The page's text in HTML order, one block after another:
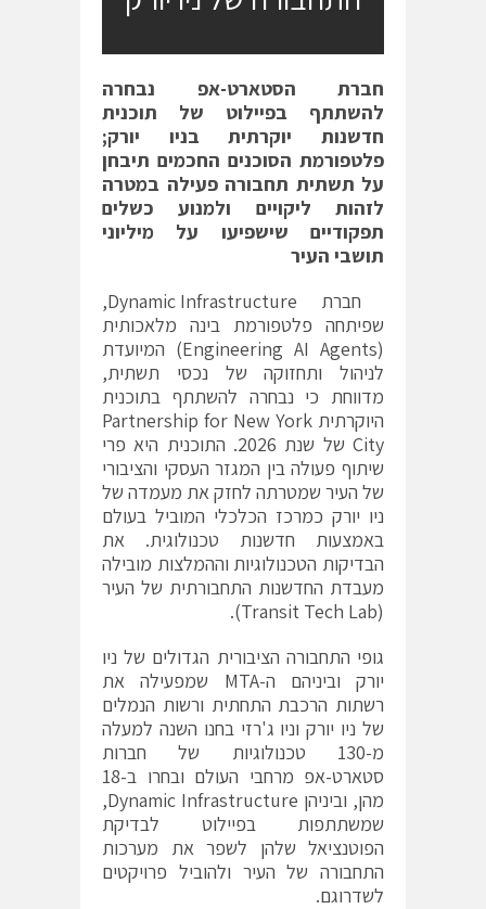
חברת הסטארט-אפ נבחרה
להשתתף בפיילוט של תוכנית
חדשנות יוקרתית בניו יורק;
פלטפורמת הסוכנים החכמים תיבחן
על תשתית תחבורה פעילה במטרה
לזהות ליקויים ולמנוע כשלים
תפקודיים שישפיעו על מיליוני
תושבי העיר
חברת Dynamic Infrastructure,
שפיתחה פלטפורמת בינה מלאכותית
(Engineering AI Agents) המיועדת
לניהול ותחזוקה של נכסי תשתית,
מדווחת כי נבחרה להשתתף בתוכנית
היוקרתית Partnership for New York
City של שנת 2026. התוכנית היא פרי
שיתוף פעולה בין המגזר העסקי והציבורי
של העיר שמטרתה לחזק את מעמדה של
ניו יורק כמרכז הכלכלי המוביל בעולם
באמצעות חדשנות טכנולוגית. את
הבדיקות הטכנולוגיות וההמלצות מובילה
מעבדת החדשנות התחבורתית של העיר
(Transit Tech Lab).
גופי התחבורה הציבורית הגדולים של ניו
יורק וביניהם ה-MTA שמפעילה את
רשתות הרכבת התחתית ורשות הנמלים
של ניו יורק וניו ג'רזי בחנו השנה למעלה
מ-130 טכנולוגיות של חברות
סטארט-אפ מרחבי העולם ובחרו ב-18
מהן, וביניהן Dynamic Infrastructure,
שמשתתפות בפיילוט לבדיקת
הפוטנציאל שלהן לשפר את מערכות
התחבורה של העיר ולהוביל פרויקטים
לשדרוגם.